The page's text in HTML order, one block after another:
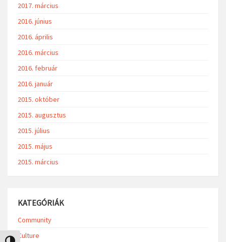
2017. március
2016. június
2016. április
2016. március
2016. február
2016. január
2015. október
2015. augusztus
2015. július
2015. május
2015. március
KATEGÓRIÁK
Community
Culture